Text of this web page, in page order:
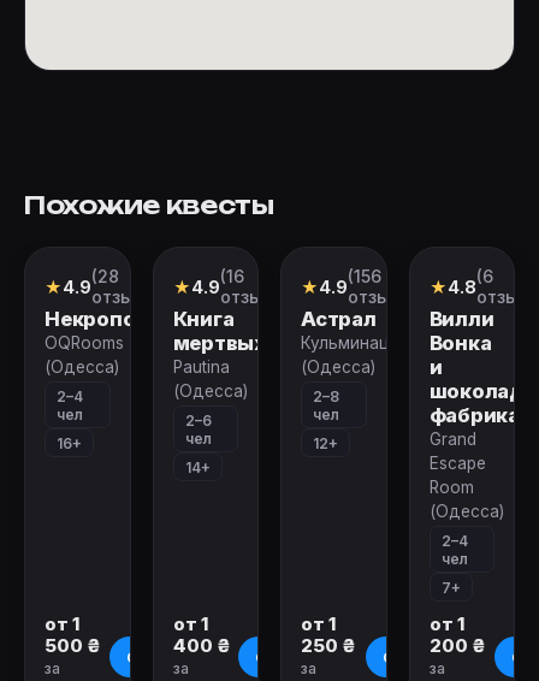
Похожие квесты
Квест
★4.9(28
отзывов)
Некрополь
OQRooms
(Одесса)
2–4
чел
16+
от 1
500 ₴
за
О квесте
Квест
★4.9(16
отзывов)
Книга
мертвых
Pautina
(Одесса)
2–6
чел
14+
от 1
400 ₴
за
О квесте
Перформанс
★4.9(156
отзывов)
Астрал
Кульминация
(Одесса)
2–8
чел
12+
от 1
250 ₴
за
О квесте
Квест
★4.8(6
Вилли
Вонка
и
фабрика
Grand
Escape
Room
(Одесса)
2–4
чел
7+
от 1
200 ₴
за
О